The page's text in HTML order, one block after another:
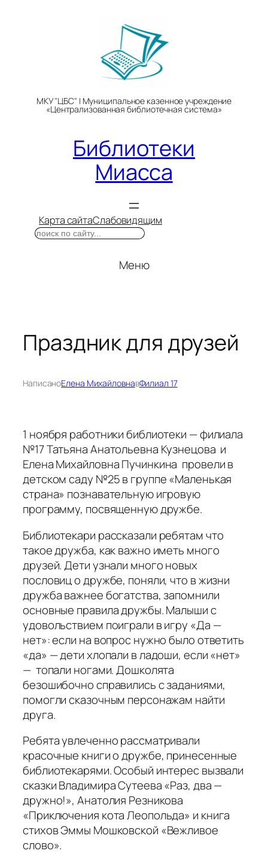
МКУ "ЦБС" | Муниципальное казенное учреждение
«Централизованная библиотечная система»
Библиотеки
Миасса
Карта сайтаСлабовидящим
Поиск
Меню
Праздник для друзей
НаписаноЕлена МихайловнавФилиал 17
1 ноября работники библиотеки — филиала
№17 Татьяна Анатольевна Кузнецова и
Елена Михайловна Пучинкина провели в
детском саду №25 в группе «Маленькая
страна» познавательную игровую
программу, посвященную дружбе.
Библиотекари рассказали ребятам что
такое дружба, как важно иметь много
друзей. Дети узнали много новых
пословиц о дружбе, поняли, что в жизни
дружба важнее богатства, запомнили
основные правила дружбы. Малыши с
удовольствием поиграли в игру «Да —
нет»: если на вопрос нужно было ответить
«да» — дети хлопали в ладоши, если «нет»
— топали ногами. Дошколята
безошибочно справились с заданиями,
помогли сказочным персонажам найти
друга.
Ребята увлеченно рассматривали
красочные книги о дружбе, принесенные
библиотекарями. Особый интерес вызвали
сказки Владимира Сутеева «Раз, два —
дружно!», Анатолия Резникова
«Приключения кота Леопольда» и книга
стихов Эммы Мошковской «Вежливое
слово».